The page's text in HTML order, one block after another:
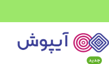
جدید